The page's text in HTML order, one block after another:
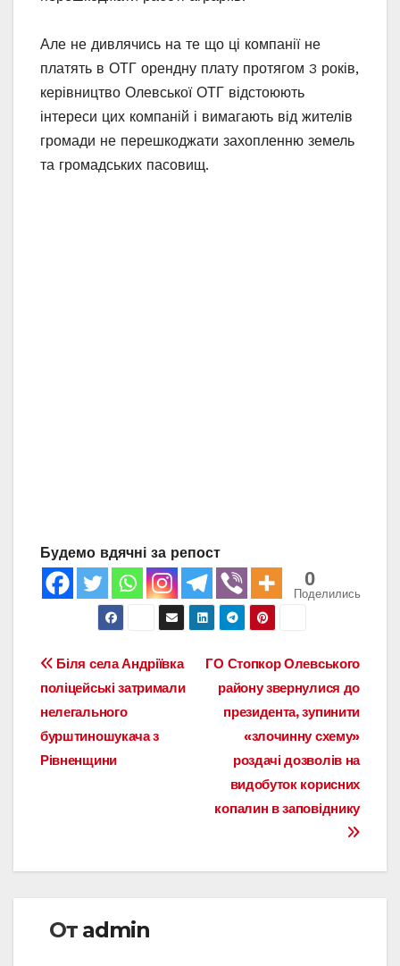
Але не дивлячись на те що ці компанії не
платять в ОТГ орендну плату протягом 3 років,
керівництво Олевської ОТГ відстоюють
інтереси цих компаній і вимагають від жителів
громади не перешкоджати захопленню земель
та громадських пасовищ.
Будемо вдячні за репост
0
Поделились
Навигация
по
записям
ГО Стопкор Олевського
району звернулися до
президента, зупинити
«злочинну схему»
роздачі дозволів на
видобуток корисних
копалин в заповіднику
Біля села Андріївка
поліцейські затримали
нелегального
бурштиношукача з
Рівненщини
От admin